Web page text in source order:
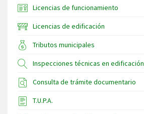
Licencias de funcionamiento
Licencias de edificación
Tributos municipales
Inspecciones técnicas en edificación
Consulta de trámite documentario
T.U.P.A.